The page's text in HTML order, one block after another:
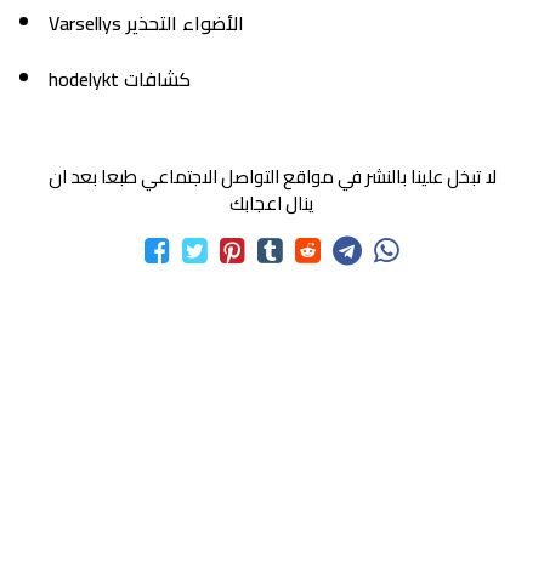
Varsellys الأضواء التحذير
hodelykt كشافات
لا تبخل علينا بالنشر في مواقع التواصل الاجتماعي طبعا بعد ان
ينال اعجابك